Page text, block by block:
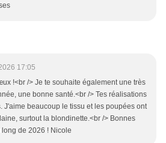
17:05
!<br /> Je te souhaite également une très
une bonne santé.<br /> Tes réalisations
J'aime beaucoup le tissu et les poupées ont
surtout la blondinette.<br /> Bonnes
de 2026 ! Nicole